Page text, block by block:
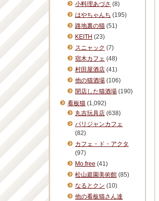
小料理あづさ (8)
はやちゃんち (195)
路地裏の猫 (51)
KEITH (23)
スニャック (7)
宿木カフェ (48)
村田屋酒店 (41)
他の猫酒場 (106)
閉店した猫酒場 (190)
看板猫 (1,092)
丸吉玩具店 (638)
パリジャンカフェ
(82)
カフェ・ド・アクタ
(97)
Mo.free (41)
松山庭園美術館 (85)
なるとクン (10)
他の看板猫さん達